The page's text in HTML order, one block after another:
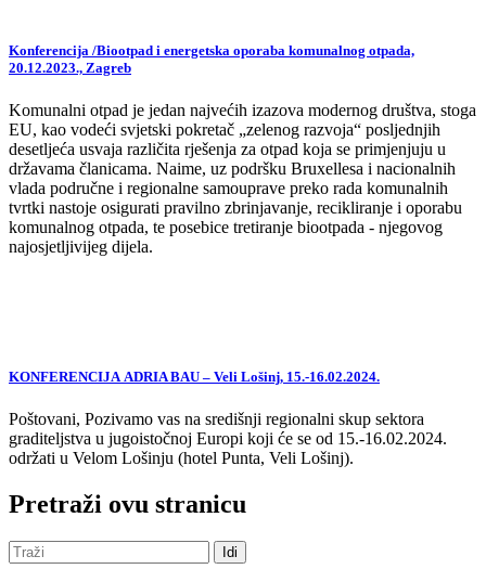
Konferencija /Biootpad i energetska oporaba komunalnog otpada,
20.12.2023., Zagreb
Komunalni otpad je jedan najvećih izazova modernog društva, stoga
EU, kao vodeći svjetski pokretač „zelenog razvoja“ posljednjih
desetljeća usvaja različita rješenja za otpad koja se primjenjuju u
državama članicama. Naime, uz podršku Bruxellesa i nacionalnih
vlada područne i regionalne samouprave preko rada komunalnih
tvrtki nastoje osigurati pravilno zbrinjavanje, recikliranje i oporabu
komunalnog otpada, te posebice tretiranje biootpada - njegovog
najosjetljivijeg dijela.
KONFERENCIJA ADRIA BAU – Veli Lošinj, 15.-16.02.2024.
Poštovani, Pozivamo vas na središnji regionalni skup sektora
graditeljstva u jugoistočnoj Europi koji će se od 15.-16.02.2024.
održati u Velom Lošinju (hotel Punta, Veli Lošinj).
Pretraži ovu stranicu